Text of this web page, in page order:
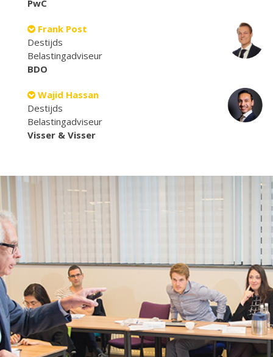
PwC
Frank Post
Destijds
Belastingadviseur
BDO
Wajid Hassan
Destijds
Belastingadviseur
Visser & Visser